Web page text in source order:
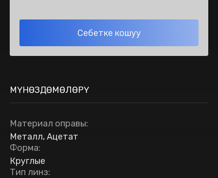
Себетке кошуу
МҮНӨЗДӨМӨЛӨРҮ
Материал оправы:
Металл, Ацетат
Форма:
Круглые
Тип линз: